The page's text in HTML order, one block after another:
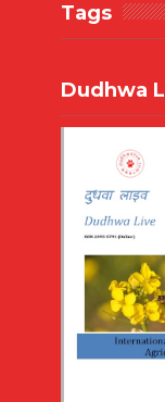
Tags
Dudhwa